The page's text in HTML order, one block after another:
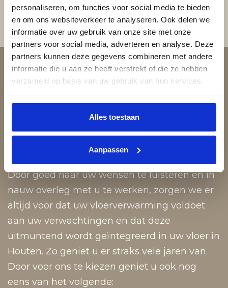
personaliseren, om functies voor social media te bieden
en om ons websiteverkeer te analyseren. Ook delen we
informatie over uw gebruik van onze site met onze
partners voor social media, adverteren en analyse. Deze
partners kunnen deze gegevens combineren met andere
informatie die u aan ze heeft verstrekt of die ze hebben
verzameld op basis van uw gebruik van hun services.
Alles toestaan
Aanpassen
Vloeren & Wonen
Door goed naar uw wensen te luisteren en in
nauw overleg met u te werken, zorgen we er
altijd voor dat uw vloerverwarming voldoet
aan uw verwachtingen en dat deze
uitmuntend wordt geïntegreerd in uw vloer in
Houten. Zo geniet u er straks vele jaren van.
Door voor ons te kiezen geniet u ook nog
eens van het volgende: